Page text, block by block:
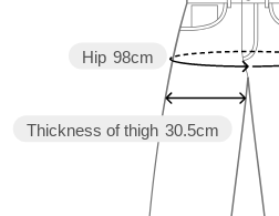
Thickness of thigh 30.5cm
Hip 98cm